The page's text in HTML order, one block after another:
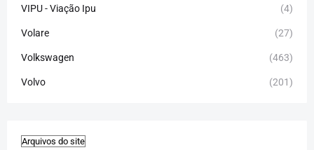
VIPU - Viação Ipu (4)
Volare (27)
Volkswagen (463)
Volvo (201)